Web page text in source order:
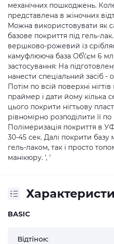
механічних пошкоджень.
представлена в жіночних
Можна використовувати як
базове покриття під гель-
вершково-рожевий із
камуфлююча база Об\'єм 6
застосування: На
нанести спеціальний засіб -
Потім по всій поверхні
праймер і дати йому кілька
цього покрити нігтьову
рівномірно розподілити її
Полімеризація покриття в
30-45 сек. Далі покрити
гель-лаком, так і просто
манікюру. ', '
BASIC
Відтінок: